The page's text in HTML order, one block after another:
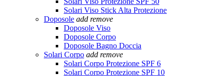
Solari Viso Stick Alta Protezione
Doposole add remove
Doposole Viso
Doposole Corpo
Doposole Bagno Doccia
Solari Corpo add remove
Solari Corpo Protezione SPF 6
Solari Corpo Protezione SPF 10